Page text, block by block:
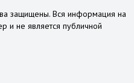
защищены. Вся информация на
и не является публичной